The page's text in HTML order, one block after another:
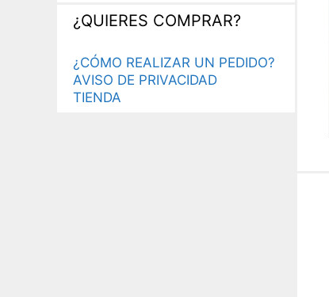
¿QUIERES COMPRAR?
¿CÓMO REALIZAR UN PEDIDO?
AVISO DE PRIVACIDAD
TIENDA